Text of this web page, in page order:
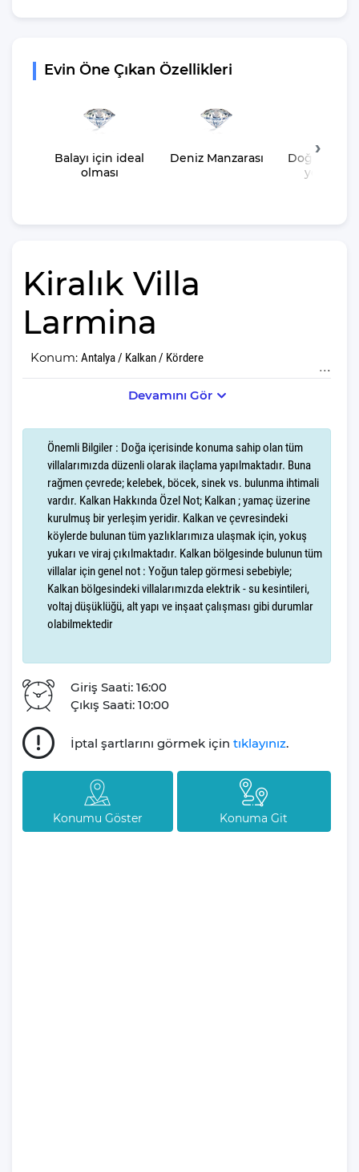
Evin Öne Çıkan Özellikleri
Balayı için ideal
olması
Deniz Manzarası
Doğa
yer
Kiralık Villa
Larmina
Konum: Antalya / Kalkan / Kördere
Villa Larmina, doğanın kalbinde yer alan muhteşem bir tatil
unutulmaz anlar yaşatma amacıyla her detayıyla düşünülmüştür.
Villa Larmina, Kördere'nin nefes kesen doğası içerisinde yer alır.
Sabahları kuş cıvıltılarıyla uyanacak, gün boyu doğanın taptaze
havasını soluyarak stres ve yorgunluktan arınacaksınız.
Villa Larmina, 6 kişilik konaklama kapasitesine sahiptir. 3 yatak
odası,4 yatak ve 3 banyosuyla, misafirlerine geniş ve konforlu bir
yaşam alanı sunar. Modern ve şık bir dekorasyonla donatılmış
olan Villa Larmina, tatiliniz boyunca evinizin rahatlığını
aratmayacak.
isteyenler için ideal bir seçimdir. Hem balayı çiftleri için romantik
bir atmosfer, hem de aileler için huzurlu bir tatil fırsatı sunan bu
villa, Kördere'nin eşsiz güzellikleriyle sizi bekliyor.
Tatilseverlerin unutulmaz anılar biriktirerek evlerine dönmesini
amaçlayan Villa Gezegeni, siz ve sevdiklerinizle paylaşılan her
özel anın bir parçası olmayı gönülden arzular.
Tatil planlarınızın sizin için ne kadar kıymetli olduğunu derinden
Devamını Gör
Önemli Bilgiler : Doğa içerisinde konuma sahip olan tüm
villalarımızda düzenli olarak ilaçlama yapılmaktadır. Buna
rağmen çevrede; kelebek, böcek, sinek vs. bulunma ihtimali
vardır. Kalkan Hakkında Özel Not; Kalkan ; yamaç üzerine
kurulmuş bir yerleşim yeridir. Kalkan ve çevresindeki
köylerde bulunan tüm yazlıklarımıza ulaşmak için, yokuş
yukarı ve viraj çıkılmaktadır. Kalkan bölgesinde bulunun tüm
villalar için genel not : Yoğun talep görmesi sebebiyle;
Kalkan bölgesindeki villalarımızda elektrik - su kesintileri,
voltaj düşüklüğü, alt yapı ve inşaat çalışması gibi durumlar
olabilmektedir
Giriş Saati: 16:00
Çıkış Saati: 10:00
İptal şartlarını görmek için tıklayınız.
Konumu Göster Konuma Git